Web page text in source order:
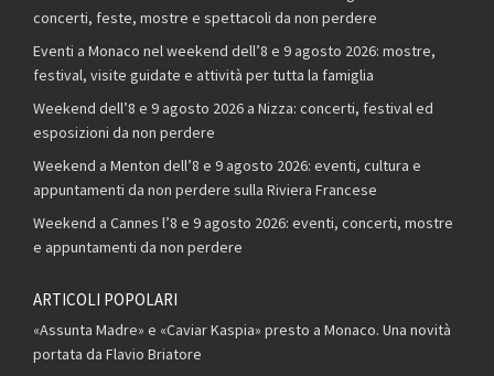
concerti, feste, mostre e spettacoli da non perdere
Eventi a Monaco nel weekend dell’8 e 9 agosto 2026: mostre,
festival, visite guidate e attività per tutta la famiglia
Weekend dell’8 e 9 agosto 2026 a Nizza: concerti, festival ed
esposizioni da non perdere
Weekend a Menton dell’8 e 9 agosto 2026: eventi, cultura e
appuntamenti da non perdere sulla Riviera Francese
Weekend a Cannes l’8 e 9 agosto 2026: eventi, concerti, mostre
e appuntamenti da non perdere
ARTICOLI POPOLARI
«Assunta Madre» e «Caviar Kaspia» presto a Monaco. Una novità
portata da Flavio Briatore